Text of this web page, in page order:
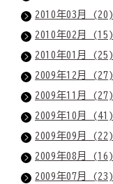
2010年03月 (20)
2010年02月 (15)
2010年01月 (25)
2009年12月 (27)
2009年11月 (27)
2009年10月 (41)
2009年09月 (22)
2009年08月 (16)
2009年07月 (23)